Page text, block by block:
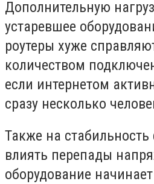
Дополнительную
устаревшее
роутеры хуже
количеством
если интернетом
сразу несколько
Также на
влиять перепады
оборудование